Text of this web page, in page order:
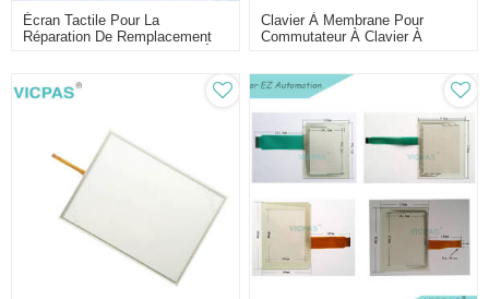
Écran Tactile Pour La
Réparation De Remplacement
GT1685-STBD
Clavier À Membrane Pour
Commutateur À Clavier À